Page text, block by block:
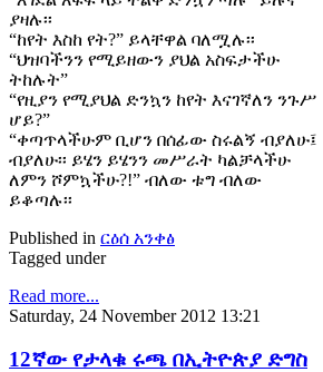
ያዛሉ፡፡
“ከየት እስከ የት?” ይላቸዋል ባለሟሉ፡፡
“ህዝባችንን የሚይዘውን ያህል አስፍታችሁ
ትከሉት”
“የዚያን የሚያህል ድንኳን ከየት እናገኛለን ንጉሥ
ሆይ?”
“ቀጣጥላችሁም ቢሆን በሰፊው ስሩልኝ ብያለሁ፤
ብያለሁ፡፡ ይሄን ይሄንን መሥራት ካልቻላችሁ
ለምን ሾምኳችሁ?!” ብለው ቱግ ብለው
ይቆጣሉ፡፡
Published in ርዕሰ አንቀፅ
Tagged under
Read more...
Saturday, 24 November 2012 13:21
12ኛው የታላቁ ሩጫ በኢትዮጵያ ድግስ